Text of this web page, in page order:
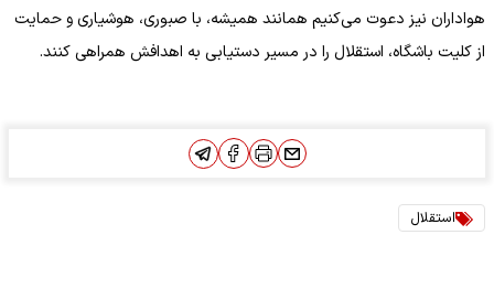
هواداران نیز دعوت می‌کنیم همانند همیشه، با صبوری، هوشیاری و حمایت
از کلیت باشگاه، استقلال را در مسیر دستیابی به اهدافش همراهی کنند.
استقلال